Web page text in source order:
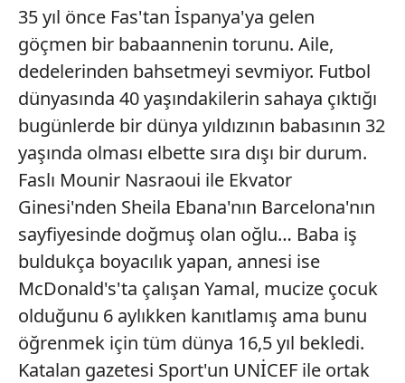
35 yıl önce Fas'tan İspanya'ya gelen
göçmen bir babaannenin torunu. Aile,
dedelerinden bahsetmeyi sevmiyor. Futbol
dünyasında 40 yaşındakilerin sahaya çıktığı
bugünlerde bir dünya yıldızının babasının 32
yaşında olması elbette sıra dışı bir durum.
Faslı Mounir Nasraoui ile Ekvator
Ginesi'nden Sheila Ebana'nın Barcelona'nın
sayfiyesinde doğmuş olan oğlu… Baba iş
buldukça boyacılık yapan, annesi ise
McDonald's'ta çalışan Yamal, mucize çocuk
olduğunu 6 aylıkken kanıtlamış ama bunu
öğrenmek için tüm dünya 16,5 yıl bekledi.
Katalan gazetesi Sport'un UNİCEF ile ortak